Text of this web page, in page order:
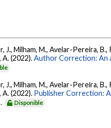
Milham, M., Avelar-Pereira, B.,
A. (2022).Author Correction: An
Milham, M., Avelar-Pereira, B.,
A. (2022). Publisher Correction:
Disponible